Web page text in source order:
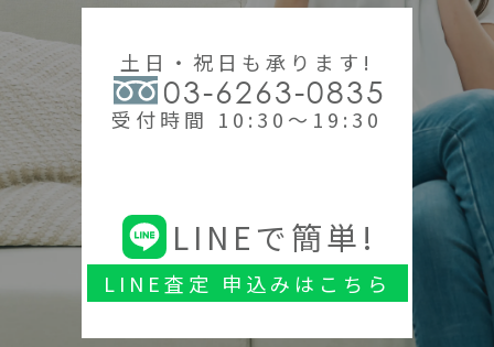
土日・祝日も承ります!
03-6263-0835
受付時間 10:30～19:30
LINEで簡単!
LINE査定 申込みはこちら